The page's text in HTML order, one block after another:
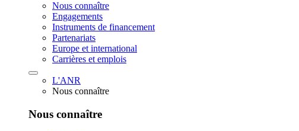
Nous connaître
Engagements
Instruments de financement
Partenariats
Europe et international
Carrières et emplois
L'ANR
Nous connaître
Nous connaître